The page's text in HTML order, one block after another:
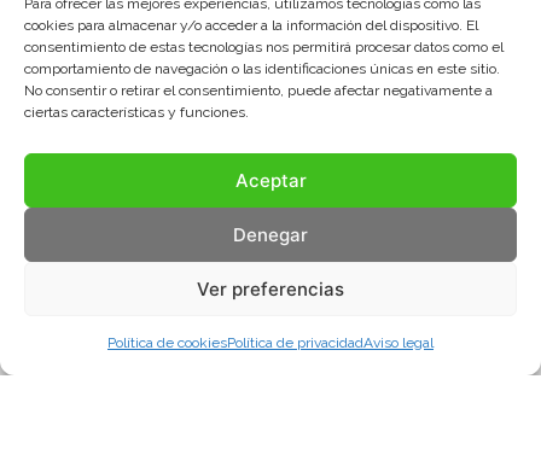
Para ofrecer las mejores experiencias, utilizamos tecnologías como las
cookies para almacenar y/o acceder a la información del dispositivo. El
consentimiento de estas tecnologías nos permitirá procesar datos como el
comportamiento de navegación o las identificaciones únicas en este sitio.
No consentir o retirar el consentimiento, puede afectar negativamente a
ciertas características y funciones.
Aceptar
Denegar
Ver preferencias
Política de cookiesPolítica de privacidadAviso legal